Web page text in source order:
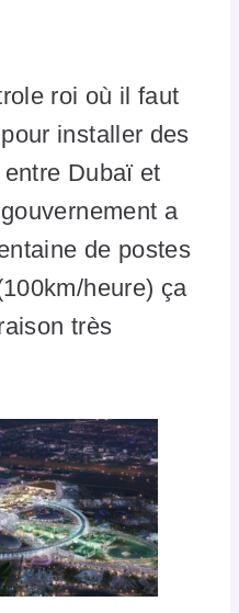
roi où il faut
installer des
Dubaï et
a
de postes
heure) ça
très